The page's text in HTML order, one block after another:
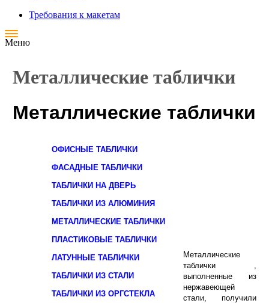
Требования к макетам
Меню
Металлические таблички
Металлические таблички
ОФИСНЫЕ ТАБЛИЧКИ
ФАСАДНЫЕ ТАБЛИЧКИ
ТАБЛИЧКИ НА ДВЕРЬ
ТАБЛИЧКИ ИЗ АЛЮМИНИЯ
МЕТАЛЛИЧЕСКИЕ ТАБЛИЧКИ
ПЛАСТИКОВЫЕ ТАБЛИЧКИ
ЛАТУННЫЕ ТАБЛИЧКИ
ТАБЛИЧКИ ИЗ СТАЛИ
ТАБЛИЧКИ ИЗ ОРГСТЕКЛА
Металлические
таблички ,
выполненные из
нержавеющей
стали, получили